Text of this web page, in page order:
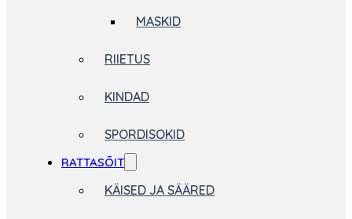
MASKID
RIIETUS
KINDAD
SPORDISOKID
RATTASÕIT
KÄISED JA SÄÄRED